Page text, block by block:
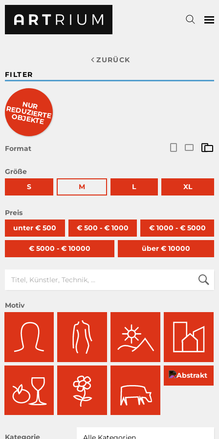
ZURÜCK
FILTER
NUR
RED
UZIERTE O
BJEKTE
Format
Größe
S
M L XL
Preis
unter € 500
€ 500 - € 1000 € 1000 - € 5000
€ 5000 - € 10000 über € 10000
Motiv